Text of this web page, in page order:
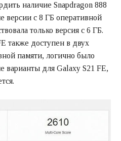
наличие Snapdragon 888
версии с 8 ГБ оперативной
только версия с 6 ГБ.
также доступен в двух
памяти, логично было
варианты для Galaxy S21 FE,